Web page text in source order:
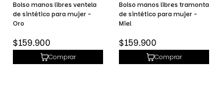
Bolso manos libres ventela
de sintético para mujer -
Oro
Precio
habitual
$159.900
Comprar
Bolso manos libres tramonta
de sintético para mujer -
Miel
Precio
habitual
$159.900
Comprar